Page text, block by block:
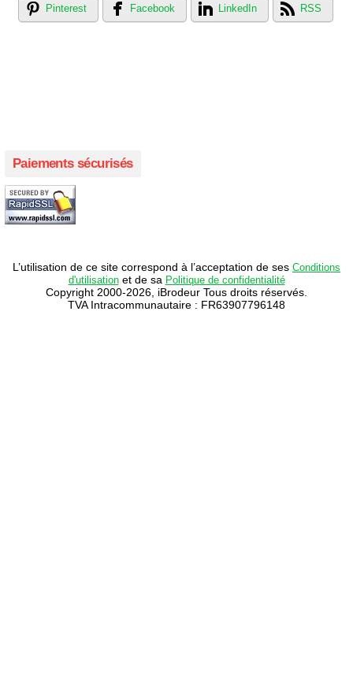
Pinterest Facebook LinkedIn RSS
Paiements sécurisés
L’utilisation de ce site correspond à l’acceptation de ses Conditions
d'utilisationet de sa Politique de confidentialité
Copyright 2000-2026, iBrodeur Tous droits réservés.
TVA Intracommunautaire : FR63907796148